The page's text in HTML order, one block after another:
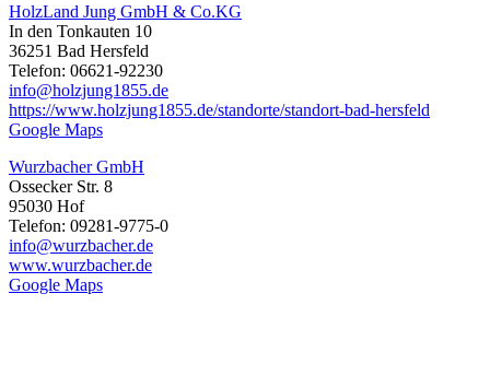
HolzLand Jung GmbH & Co.KG
In den Tonkauten 10
36251 Bad Hersfeld
Telefon: 06621-92230
info@holzjung1855.de
https://www.holzjung1855.de/standorte/standort-bad-hersfeld
Google Maps
Wurzbacher GmbH
Ossecker Str. 8
95030 Hof
Telefon: 09281-9775-0
info@wurzbacher.de
www.wurzbacher.de
Google Maps